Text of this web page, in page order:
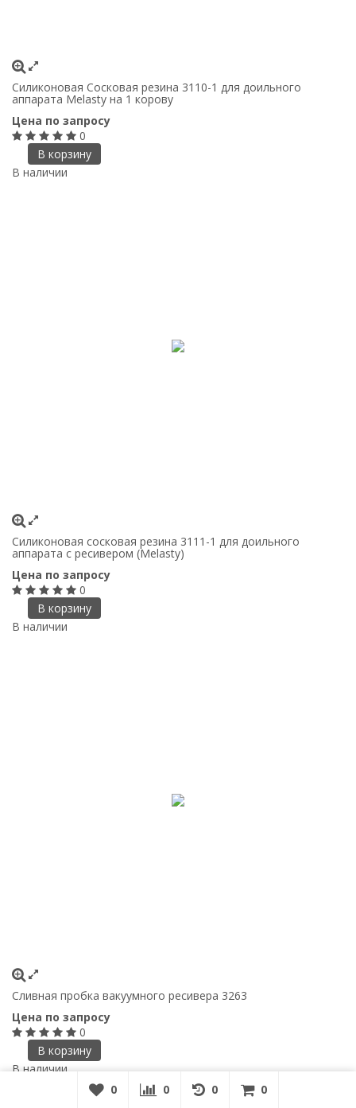
Силиконовая Сосковая резина 3110-1 для доильного
аппарата Melasty на 1 корову
Цена по запросу
0
В корзину
В наличии
Силиконовая сосковая резина 3111-1 для доильного
аппарата с ресивером (Melasty)
Цена по запросу
0
В корзину
В наличии
Сливная пробка вакуумного ресивера 3263
Цена по запросу
0
В корзину
В наличии
0
0 0 0